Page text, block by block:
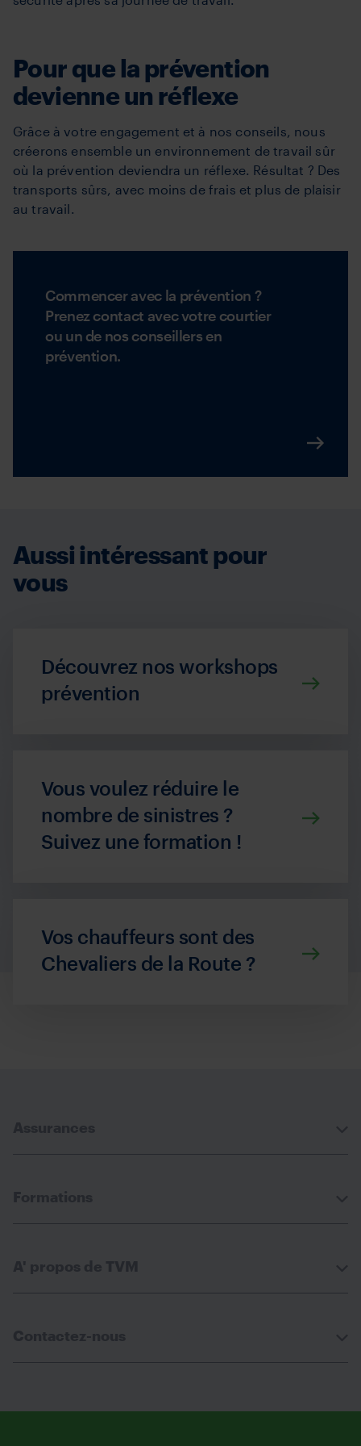
Pour que la prévention
devienne un réflexe
Grâce à votre engagement et à nos conseils, nous
créerons ensemble un environnement de travail sûr
où la prévention deviendra un réflexe. Résultat ? Des
transports sûrs, avec moins de frais et plus de plaisir
au travail.
Commencer avec la prévention ?
Prenez contact avec votre courtier
ou un de nos conseillers en
prévention.
Aussi intéressant pour
vous
Découvrez nos workshops
prévention
Vous voulez réduire le
nombre de sinistres ?
Suivez une formation !
Vos chauffeurs sont des
Chevaliers de la Route ?